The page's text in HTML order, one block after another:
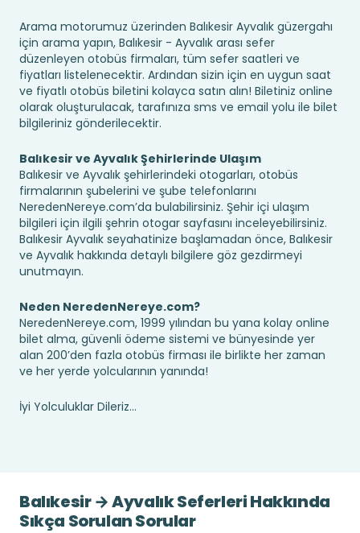
Arama motorumuz üzerinden Balıkesir Ayvalık güzergahı
için arama yapın, Balıkesir - Ayvalık arası sefer
düzenleyen otobüs firmaları, tüm sefer saatleri ve
fiyatları listelenecektir. Ardından sizin için en uygun saat
ve fiyatlı otobüs biletini kolayca satın alın! Biletiniz online
olarak oluşturulacak, tarafınıza sms ve email yolu ile bilet
bilgileriniz gönderilecektir.
Balıkesir ve Ayvalık Şehirlerinde Ulaşım
Balıkesir ve Ayvalık şehirlerindeki otogarları, otobüs
firmalarının şubelerini ve şube telefonlarını
NeredenNereye.com’da bulabilirsiniz. Şehir içi ulaşım
bilgileri için ilgili şehrin otogar sayfasını inceleyebilirsiniz.
Balıkesir Ayvalık seyahatinize başlamadan önce, Balıkesir
ve Ayvalık hakkında detaylı bilgilere göz gezdirmeyi
unutmayın.
Neden NeredenNereye.com?
NeredenNereye.com, 1999 yılından bu yana kolay online
bilet alma, güvenli ödeme sistemi ve bünyesinde yer
alan 200’den fazla otobüs firması ile birlikte her zaman
ve her yerde yolcularının yanında!
İyi Yolculuklar Dileriz...
Balıkesir → Ayvalık Seferleri Hakkında
Sıkça Sorulan Sorular